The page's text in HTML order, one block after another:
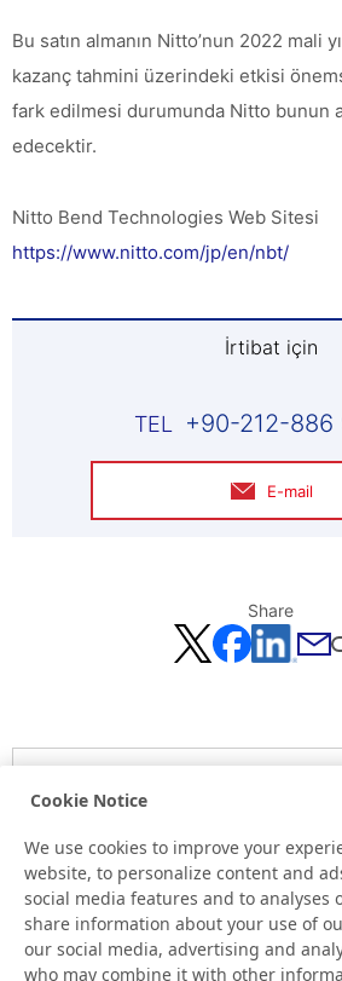
Bu satın almanın Nitto’nun 2022 mali
kazanç tahmini üzerindeki etkisi
fark edilmesi durumunda Nitto bunun
edecektir.
Nitto Bend Technologies Web Sitesi
https://www.nitto.com/jp/en/nbt/
İrtibat için
+90-212-886
E-mail
Share
Here is the information at the release
may be different from the information at
Please be forewarned.
Cookie Notice
We use cookies to improve your
website, to personalize content and
social media features and to analyses
share information about your use of
our social media, advertising and
who may combine it with other